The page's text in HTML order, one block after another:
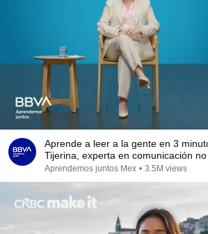
Aprende a leer a la gente en 3
Tijerina, experta en comunicación
Aprendemos juntos Mex • 3.5M views